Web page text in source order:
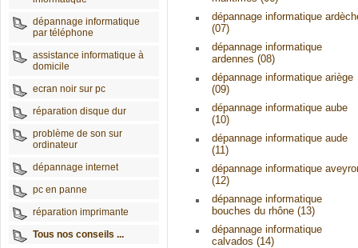
dépannage informatique
par téléphone
assistance informatique à
domicile
ecran noir sur pc
réparation disque dur
problème de son sur
ordinateur
dépannage internet
pc en panne
réparation imprimante
Tous nos conseils ...
dépannage informatique
(07)
dépannage informatique
ardennes (08)
dépannage informatique ariège
(09)
dépannage informatique aube
(10)
dépannage informatique aude
(11)
dépannage informatique
(12)
dépannage informatique
bouches du rhône (13)
dépannage informatique
calvados (14)